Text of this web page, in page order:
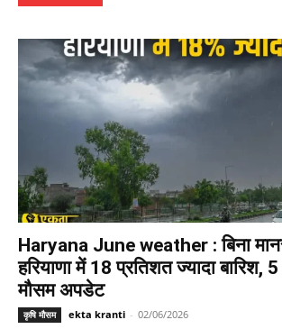
Haryana June weather : बिना
हरियाणा में 18 प्रतिशत ज्यादा
मौसम अपडेट
कृषि मौसम ekta kranti - 02/06/2026